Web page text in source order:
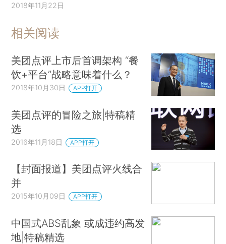
2018年11月22日
相关阅读
美团点评上市后首调架构 “餐
饮+平台”战略意味着什么？
2018年10月30日 APP打开
美团点评的冒险之旅|特稿精
选
2016年11月18日 APP打开
【封面报道】美团点评火线合
并
2015年10月09日 APP打开
中国式ABS乱象 或成违约高发
地|特稿精选